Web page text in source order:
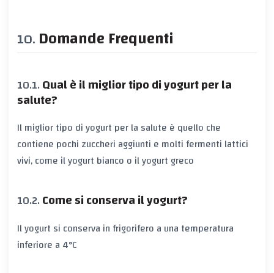
Domande Frequenti
Qual è il miglior tipo di yogurt per la
salute?
Il miglior tipo di yogurt per la salute è quello che
contiene pochi zuccheri aggiunti e molti fermenti lattici
vivi, come il yogurt bianco o il yogurt greco
Come si conserva il yogurt?
Il yogurt si conserva in frigorifero a una temperatura
inferiore a 4°C